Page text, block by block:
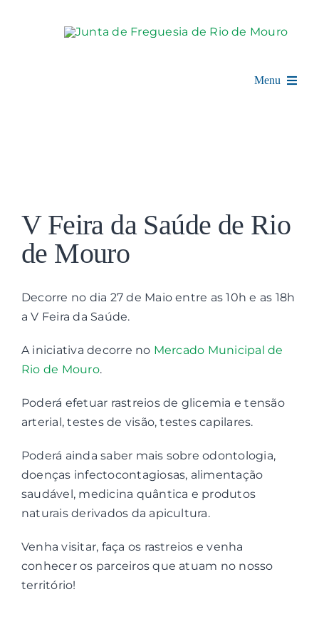
Menu
Balcão Digital
Espaço Cultural
Contactos
Associações
Larger
Image
V Feira da Saúde de Rio
de Mouro
Decorre no dia 27 de Maio entre as 10h e as 18h
a V Feira da Saúde.
A iniciativa decorre no Mercado Municipal de
Rio de Mouro.
Poderá efetuar rastreios de glicemia e tensão
arterial, testes de visão, testes capilares.
Poderá ainda saber mais sobre odontologia,
doenças infectocontagiosas, alimentação
saudável, medicina quântica e produtos
naturais derivados da apicultura.
Venha visitar, faça os rastreios e venha
conhecer os parceiros que atuam no nosso
território!